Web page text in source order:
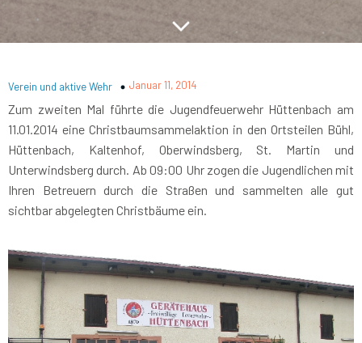
Verein und aktive Wehr Januar 11, 2014
Zum zweiten Mal führte die Jugendfeuerwehr Hüttenbach am
11.01.2014 eine Christbaumsammelaktion in den Ortsteilen Bühl,
Hüttenbach, Kaltenhof, Oberwindsberg, St. Martin und
Unterwindsberg durch. Ab 09:00 Uhr zogen die Jugendlichen mit
Ihren Betreuern durch die Straßen und sammelten alle gut
sichtbar abgelegten Christbäume ein.